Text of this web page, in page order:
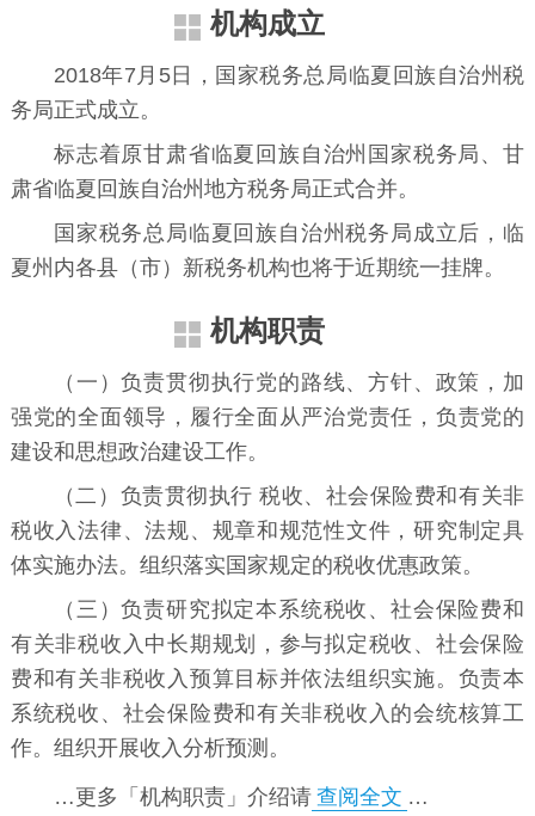
机构成立
2018年7月5日，国家税务总局临夏回族自治州税
务局正式成立。
标志着原甘肃省临夏回族自治州国家税务局、甘
肃省临夏回族自治州地方税务局正式合并。
国家税务总局临夏回族自治州税务局成立后，临
夏州内各县（市）新税务机构也将于近期统一挂牌。
机构职责
（一）负责贯彻执行党的路线、方针、政策，加
强党的全面领导，履行全面从严治党责任，负责党的
建设和思想政治建设工作。
（二）负责贯彻执行 税收、社会保险费和有关非
税收入法律、法规、规章和规范性文件，研究制定具
体实施办法。组织落实国家规定的税收优惠政策。
（三）负责研究拟定本系统税收、社会保险费和
有关非税收入中长期规划，参与拟定税收、社会保险
费和有关非税收入预算目标并依法组织实施。负责本
系统税收、社会保险费和有关非税收入的会统核算工
作。组织开展收入分析预测。
…更多「机构职责」介绍请 查阅全文 …